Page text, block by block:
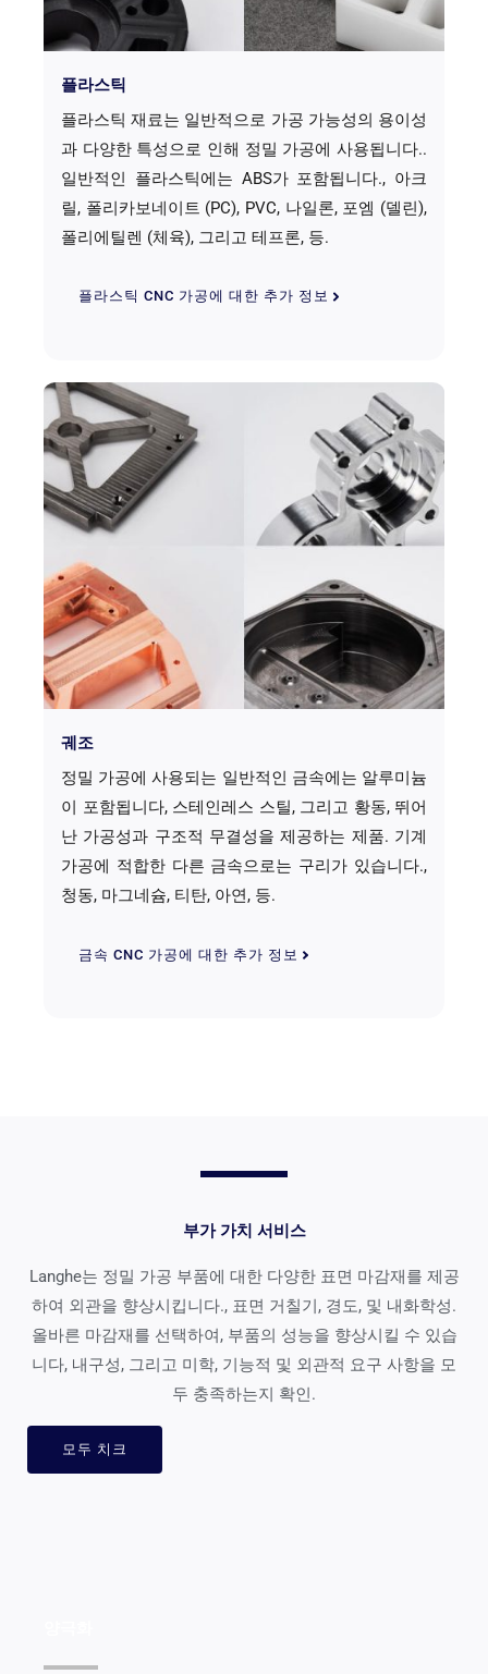
플라스틱
플라스틱 재료는 일반적으로 가공 가능성의 용이성
과 다양한 특성으로 인해 정밀 가공에 사용됩니다..
일반적인 플라스틱에는 ABS가 포함됩니다., 아크
릴, 폴리카보네이트 (PC), PVC, 나일론, 포엠 (델린),
폴리에틸렌 (체육), 그리고 테프론, 등.
플라스틱 CNC 가공에 대한 추가 정보
궤조
정밀 가공에 사용되는 일반적인 금속에는 알루미늄
이 포함됩니다, 스테인레스 스틸, 그리고 황동, 뛰어
난 가공성과 구조적 무결성을 제공하는 제품. 기계
가공에 적합한 다른 금속으로는 구리가 있습니다.,
청동, 마그네슘, 티탄, 아연, 등.
금속 CNC 가공에 대한 추가 정보
부가 가치 서비스
Langhe는 정밀 가공 부품에 대한 다양한 표면 마감재를 제공
하여 외관을 향상시킵니다., 표면 거칠기, 경도, 및 내화학성.
올바른 마감재를 선택하여, 부품의 성능을 향상시킬 수 있습
니다, 내구성, 그리고 미학, 기능적 및 외관적 요구 사항을 모
두 충족하는지 확인.
모두 치크